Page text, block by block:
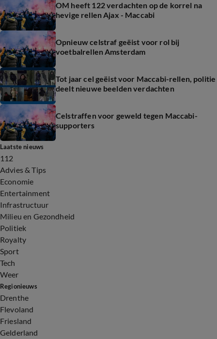
OM heeft 122 verdachten op de korrel na
hevige rellen Ajax - Maccabi
Opnieuw celstraf geëist voor rol bij
voetbalrellen Amsterdam
Tot jaar cel geëist voor Maccabi-rellen, politie
deelt nieuwe beelden verdachten
Celstraffen voor geweld tegen Maccabi-
supporters
Laatste nieuws
112
Advies & Tips
Economie
Entertainment
Infrastructuur
Milieu en Gezondheid
Politiek
Royalty
Sport
Tech
Weer
Regionieuws
Drenthe
Flevoland
Friesland
Gelderland